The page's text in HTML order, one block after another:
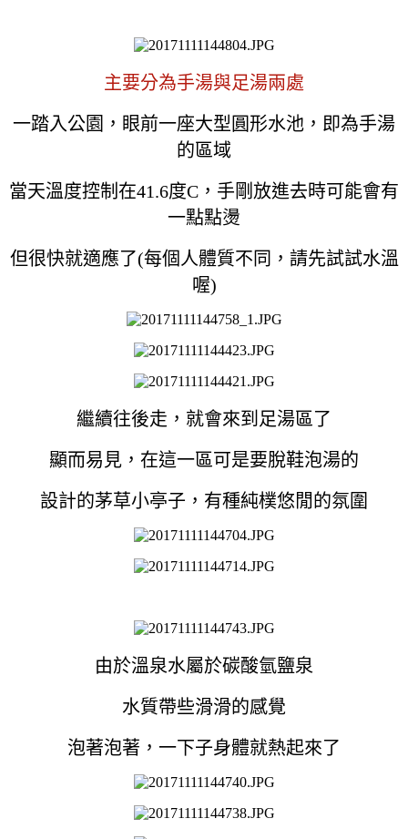
主要分為手湯與足湯兩處
一踏入公園，眼前一座大型圓形水池，即為手湯
的區域
當天溫度控制在41.6度C，手剛放進去時可能會有
一點點燙
但很快就適應了(每個人體質不同，請先試試水溫
喔)
繼續往後走，就會來到足湯區了
顯而易見，在這一區可是要脫鞋泡湯的
設計的茅草小亭子，有種純樸悠閒的氛圍
由於溫泉水屬於碳酸氫鹽泉
水質帶些滑滑的感覺
泡著泡著，一下子身體就熱起來了